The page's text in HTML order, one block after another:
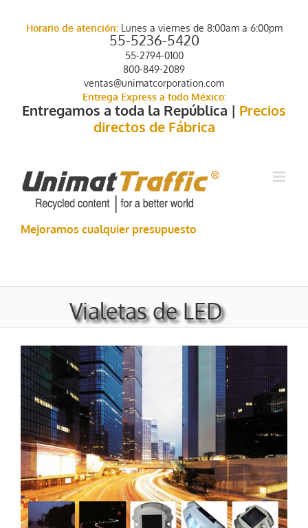
contentHorario de atención:Lunes a viernes de 8:00am a 6:00pm
55-5236-5420
55-2794-0100
800-849-2089
ventas@unimatcorporation.com
Entrega Express a todo México:
Entregamos a toda la República | Precios
directos de Fábrica
Mejoramos cualquier presupuesto
Vialetas de LED